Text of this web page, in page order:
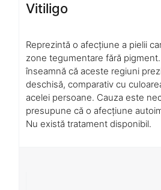
Vitiligo
Reprezintă o afecțiune a pielii
zone tegumentare fără
înseamnă că aceste regiuni
deschisă, comparativ cu
acelei persoane. Cauza este
presupune că o afecțiune
Nu există tratament disponibil.